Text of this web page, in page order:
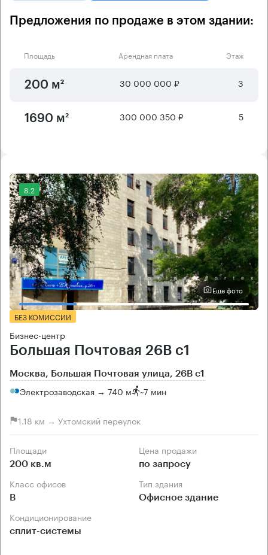
Предложения по продаже в этом здании:
Площадь Арендная плата Этаж
200 м² 30 000 000 ₽ 3
1690 м² 300 000 350 ₽ 5
8.2
Еще фото
БЕЗ КОМИССИИ
Бизнес-центр
Большая Почтовая 26В с1
Москва, Большая Почтовая улица, 26В с1
Электрозаводская → 740 м ~7 мин
1.18 км → Ухтомский переулок
Площади
200 кв.м
Цена продажи
по запросу
Класс офисов
B
Тип здания
Офисное здание
Кондиционирование
сплит-системы